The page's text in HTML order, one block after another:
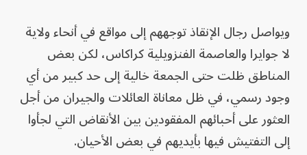
ويواصل رجال الإنقاذ توجههم إلى مواقع في أنحاء ولاية
لا جوايرا والعاصمة الفنزويلية كراكاس، لكن بعض
المناطق ظلت حتى الجمعة خالية إلى حد كبير من أي
وجود رسمي، في ظل معاناة العائلات والجيران من أجل
العثور على أحبائهم المفقودين بين الأنقاض التي لجأوا
إلى التفتيش فيها بأيديهم في بعض الأحيان.